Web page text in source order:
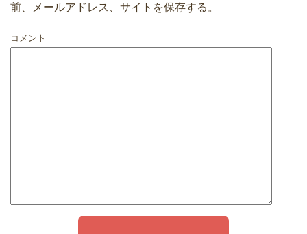
前、メールアドレス、サイトを保存する。
コメント